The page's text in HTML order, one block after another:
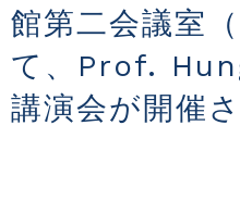
館第二会議室
て、Prof.
講演会が開催